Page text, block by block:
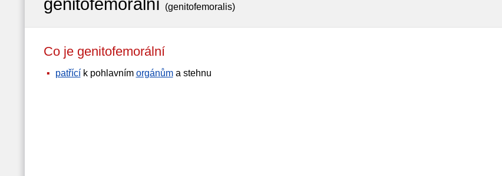
genitofemorální (genitofemoralis)
Co je genitofemorální
patřícík pohlavním orgánůma stehnu